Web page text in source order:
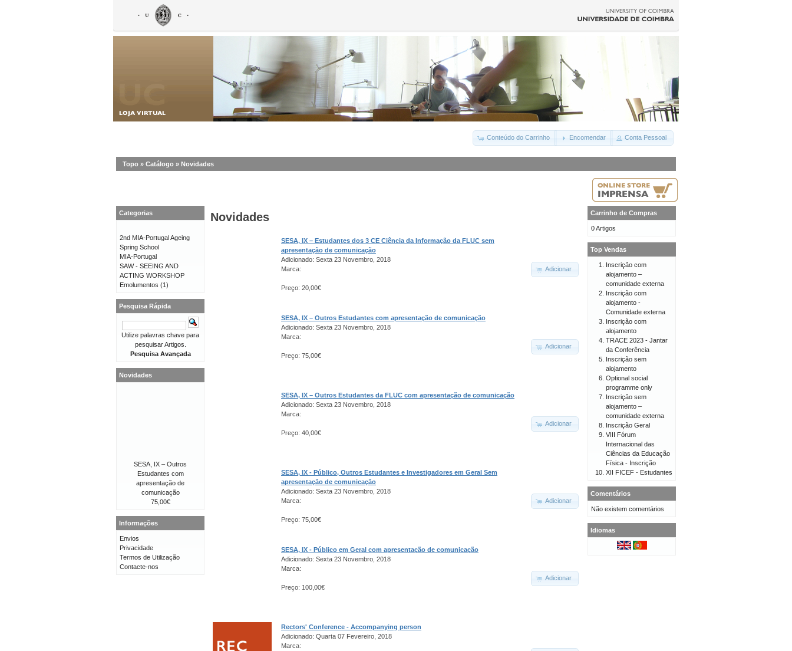
Conteúdo do Carrinho Encomendar Conta Pessoal
Topo » Catálogo » Novidades
Novidades
SESA, IX – Estudantes dos 3 CE Ciência da Informação da FLUC sem
apresentação de comunicação
Adicionado: Sexta 23 Novembro, 2018
Marca:
Preço: 20,00€
Adicionar
SESA, IX – Outros Estudantes com apresentação de comunicação
Adicionado: Sexta 23 Novembro, 2018
Marca:
Preço: 75,00€
Adicionar
SESA, IX – Outros Estudantes da FLUC com apresentação de comunicação
Adicionado: Sexta 23 Novembro, 2018
Marca:
Preço: 40,00€
Adicionar
SESA, IX - Público, Outros Estudantes e Investigadores em Geral Sem
apresentação de comunicação
Adicionado: Sexta 23 Novembro, 2018
Marca:
Preço: 75,00€
Adicionar
SESA, IX - Público em Geral com apresentação de comunicação
Adicionado: Sexta 23 Novembro, 2018
Marca:
Preço: 100,00€
Adicionar
Rectors' Conference - Accompanying person
Adicionado: Quarta 07 Fevereiro, 2018
Marca:
Categorias
2nd MIA-Portugal Ageing
Spring School
MIA-Portugal
SAW - SEEING AND
ACTING WORKSHOP
Emolumentos (1)
Pesquisa Rápida
Utilize palavras chave para
pesquisar Artigos.
Pesquisa Avançada
Novidades
SESA, IX – Outros
Estudantes com
apresentação de
comunicação
75,00€
Informações
Envios
Privacidade
Termos de Utilização
Contacte-nos
Carrinho de Compras
0 Artigos
Top Vendas
Inscrição com
alojamento –
comunidade externa
Inscrição com
alojamento -
Comunidade externa
Inscrição com
alojamento
TRACE 2023 - Jantar
da Conferência
Inscrição sem
alojamento
Optional social
programme only
Inscrição sem
alojamento –
comunidade externa
Inscrição Geral
VIII Fórum
Internacional das
Ciências da Educação
Física - Inscrição
XII FICEF - Estudantes
Comentários
Não existem comentários
Idiomas